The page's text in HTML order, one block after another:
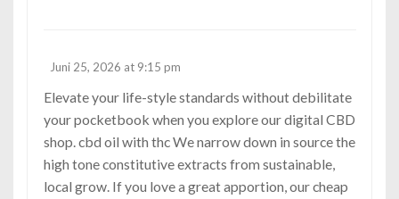
Juni 25, 2026 at 9:15 pm
Elevate your life-style standards without debilitate
your pocketbook when you explore our digital CBD
shop.cbd oil with thcWe narrow down in source the
high tone constitutive extracts from sustainable,
local grow. If you love a great apportion, our cheap